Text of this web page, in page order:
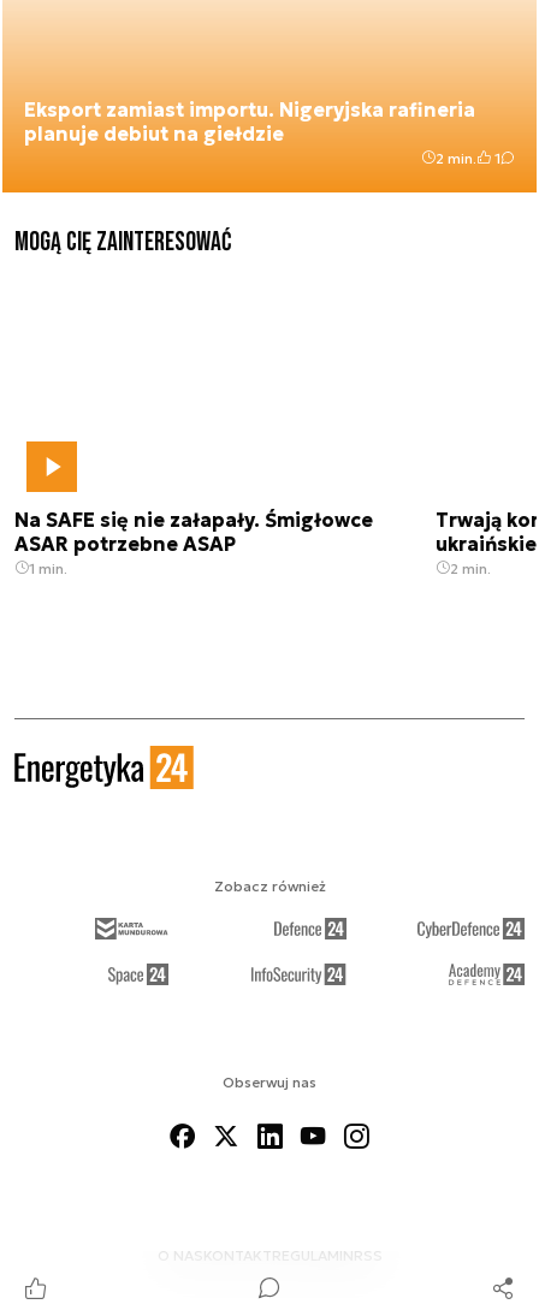
Eksport zamiast importu. Nigeryjska rafineria
planuje debiut na giełdzie
2 min. 1
Mogą Cię zainteresować
Na SAFE się nie załapały. Śmigłowce
ASAR potrzebne ASAP
1 min.
Trwają
2 min.
Obserwuj nas
O NAS KONTAKTREGULAMINRSS
Zobacz również